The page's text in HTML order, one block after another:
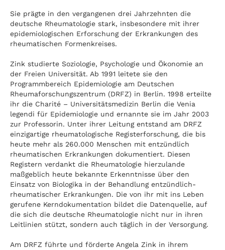
Sie prägte in den vergangenen drei Jahrzehnten die
deutsche Rheumatologie stark, insbesondere mit ihrer
epidemiologischen Erforschung der Erkrankungen des
rheumatischen Formenkreises.
Zink studierte Soziologie, Psychologie und Ökonomie an
der Freien Universität. Ab 1991 leitete sie den
Programmbereich Epidemiologie am Deutschen
Rheumaforschungszentrum (DRFZ) in Berlin. 1998 erteilte
ihr die Charité – Universitätsmedizin Berlin die Venia
legendi für Epidemiologie und ernannte sie im Jahr 2003
zur Professorin. Unter ihrer Leitung entstand am DRFZ
einzigartige rheumatologische Registerforschung, die bis
heute mehr als 260.000 Menschen mit entzündlich
rheumatischen Erkrankungen dokumentiert. Diesen
Registern verdankt die Rheumatologie hierzulande
maßgeblich heute bekannte Erkenntnisse über den
Einsatz von Biologika in der Behandlung entzündlich-
rheumatischer Erkrankungen. Die von ihr mit ins Leben
gerufene Kerndokumentation bildet die Datenquelle, auf
die sich die deutsche Rheumatologie nicht nur in ihren
Leitlinien stützt, sondern auch täglich in der Versorgung.
Am DRFZ führte und förderte Angela Zink in ihrem